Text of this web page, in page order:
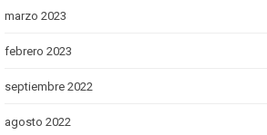
marzo 2023
febrero 2023
septiembre 2022
agosto 2022